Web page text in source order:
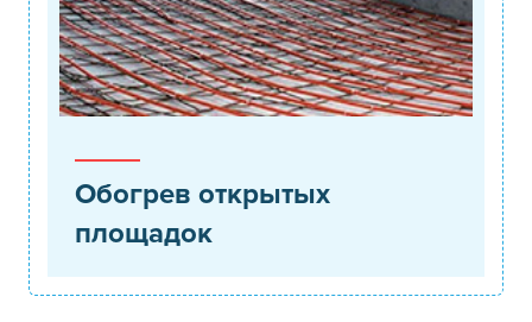
Обогрев открытых
площадок